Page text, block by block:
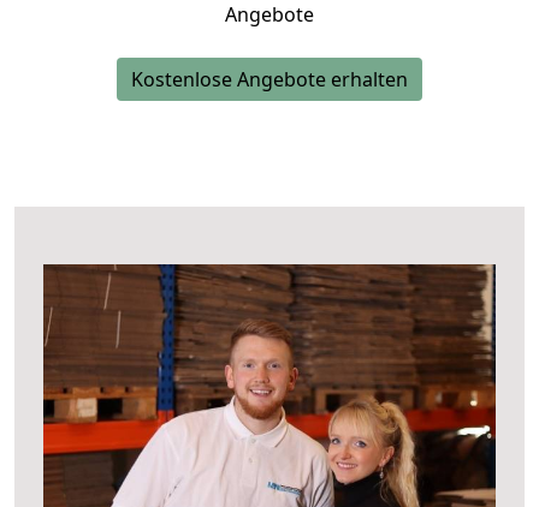
Angebote
Kostenlose Angebote erhalten